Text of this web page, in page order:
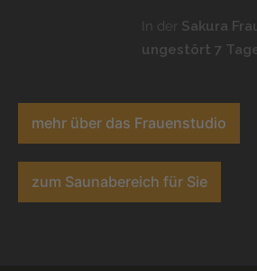
In der Sakura
ungestört 7
mehr über das Frauenstudio
zum Saunabereich für Sie